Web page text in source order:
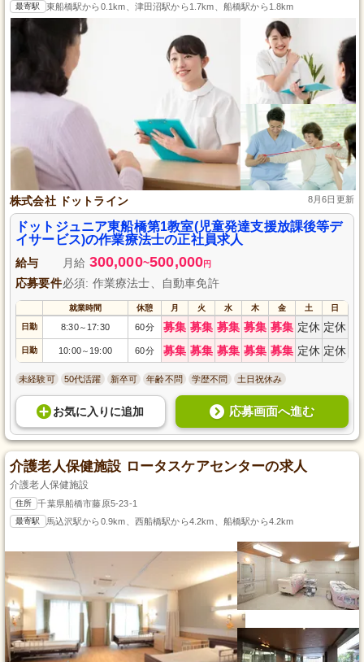
最寄駅 東船橋駅から0.1km、津田沼駅から1.7km、船橋駅から1.8km
株式会社 ドットライン 8月6日更新
ドットジュニア東船橋第1教室(児童発達支援放課後等デ
イサービス)の作業療法士の正社員求人
給与 月給 300,000~500,000円
応募要件必須: 作業療法士、自動車免許
就業時間 休憩 月 火 水 木 金 土 日
日勤 8:30～ 17:30 60分 募集 募集 募集 募集 募集 定休 定休
日勤 10:00～ 19:00 60分 募集 募集 募集 募集 募集 定休 定休
未経験可 50代活躍 新卒可 年齢不問 学歴不問 土日祝休み
お気に入り に追加 応募画面へ進む
介護老人保健施設 ロータスケアセンターの求人
介護老人保健施設
住所 千葉県船橋市藤原5-23-1
最寄駅 馬込沢駅から0.9km、西船橋駅から4.2km、船橋駅から4.2km